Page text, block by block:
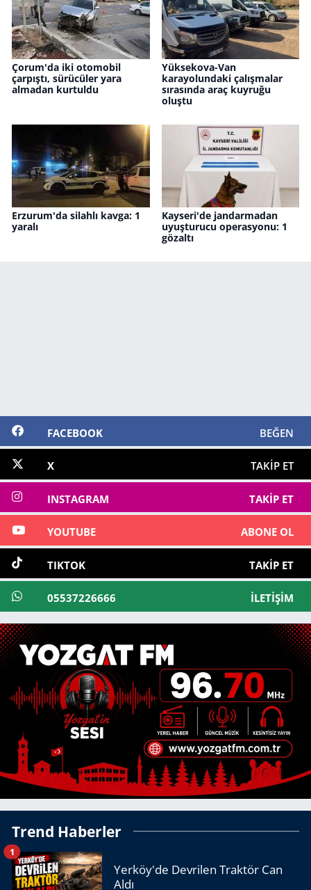
Çorum'da iki otomobil
çarpıştı, sürücüler yara
almadan kurtuldu
Yüksekova-Van
karayolundaki çalışmalar
sırasında araç kuyruğu
oluştu
Erzurum'da silahlı kavga: 1
yaralı
Kayseri'de jandarmadan
uyuşturucu operasyonu: 1
gözaltı
FACEBOOK BEĞEN
X TAKIP ET
INSTAGRAM TAKIP ET
YOUTUBE ABONE OL
TIKTOK TAKIP ET
05537226666 İLETIŞIM
Trend Haberler
Yerköy'de Devrilen Traktör Can
Aldı
1